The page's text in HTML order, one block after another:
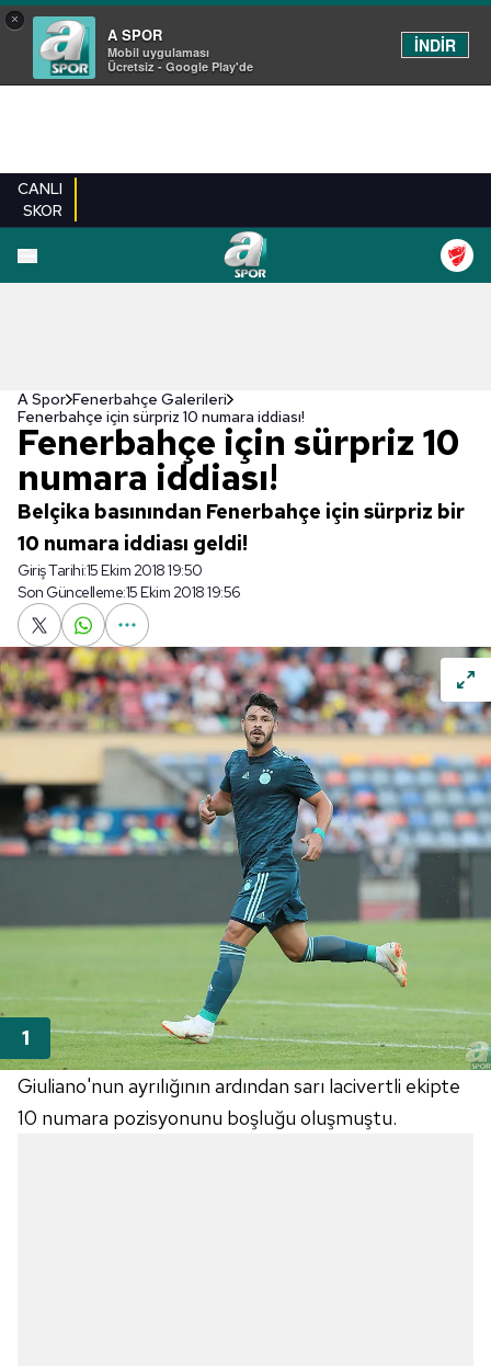
×
A SPOR
Mobil uygulaması
Ücretsiz - Google Play'de
İNDİR
CANLI
SKOR
EN YENILER
A Spor Fenerbahçe Galerileri
Fenerbahçe için sürpriz 10 numara iddiası!
Fenerbahçe için sürpriz 10
numara iddiası!
Belçika basınından Fenerbahçe için sürpriz bir
10 numara iddiası geldi!
Giriş Tarihi:15 Ekim 2018 19:50
Son Güncelleme:15 Ekim 2018 19:56
Giuliano'nun ayrılığının ardından sarı lacivertli ekipte
10 numara pozisyonunu boşluğu oluşmuştu.